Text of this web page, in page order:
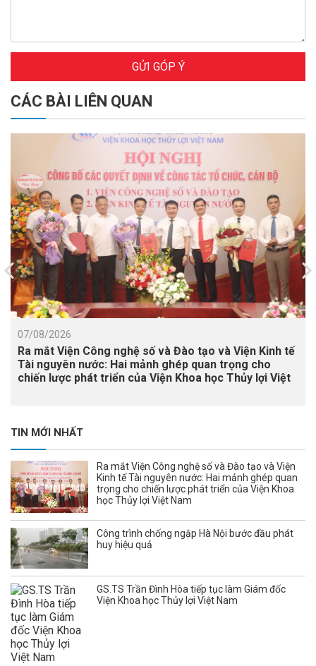
GỬI GÓP Ý
CÁC BÀI LIÊN QUAN
07/08/2026
Ra mắt Viện Công nghệ số và Đào tạo và Viện Kinh tế
Tài nguyên nước: Hai mảnh ghép quan trọng cho
chiến lược phát triển của Viện Khoa học Thủy lợi Việt
TIN MỚI NHẤT
Ra mắt Viện Công nghệ số và Đào tạo và Viện
Kinh tế Tài nguyên nước: Hai mảnh ghép quan
trọng cho chiến lược phát triển của Viện Khoa
học Thủy lợi Việt Nam
Công trình chống ngập Hà Nội bước đầu phát
huy hiệu quả
GS.TS Trần Đình Hòa tiếp tục làm Giám đốc
Viện Khoa học Thủy lợi Việt Nam